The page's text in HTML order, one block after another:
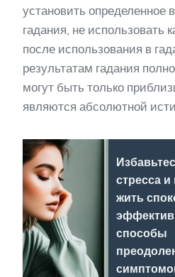
установить определенное
гадания, не использовать
после использования в
результатам гадания
могут быть только
являются абсолютной
стресса и
жить
способы